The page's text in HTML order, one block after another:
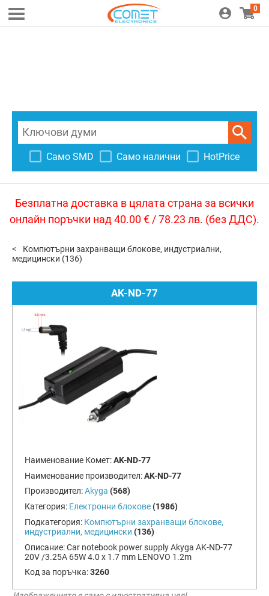
0
Само SMD Само налични HotPrice
Безплатна доставка в цялата страна за всички
онлайн поръчки над 40.00 € / 78.23 лв. (без ДДС).
Компютърни захранващи блокове, индустриални,
медицински (136)
AK-ND-77
Наименование Комет:AK-ND-77
Наименование производител:AK-ND-77
Производител:Akyga (568)
Категория: Електронни блокове (1986)
Подкатегория: Компютърни захранващи блокове,
индустриални, медицински (136)
Описание:Car notebook power supply Akyga AK-ND-77
20V /3.25A 65W 4.0 x 1.7 mm LENOVO 1.2m
Код за поръчка:3260